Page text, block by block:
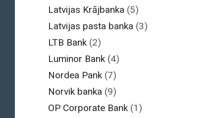
Latvijas Krājbanka (5)
Latvijas pasta banka (3)
LTB Bank (2)
Luminor Bank (4)
Nordea Pank (7)
Norvik banka (9)
OP Corporate Bank (1)